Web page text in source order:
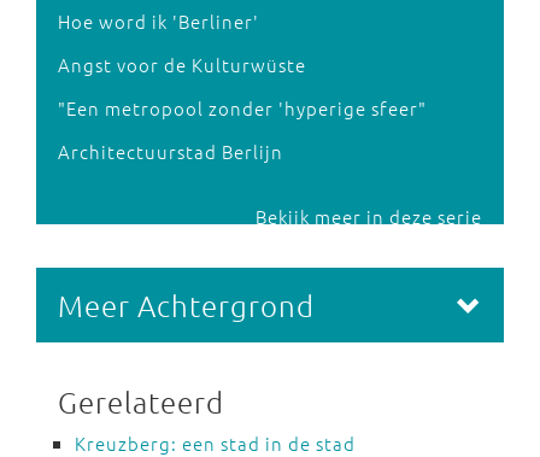
Hoe word ik 'Berliner'
Angst voor de Kulturwüste
"Een metropool zonder 'hyperige sfeer"
Architectuurstad Berlijn
Bekijk meer in deze serie
Meer Achtergrond
Gerelateerd
Kreuzberg: een stad in de stad